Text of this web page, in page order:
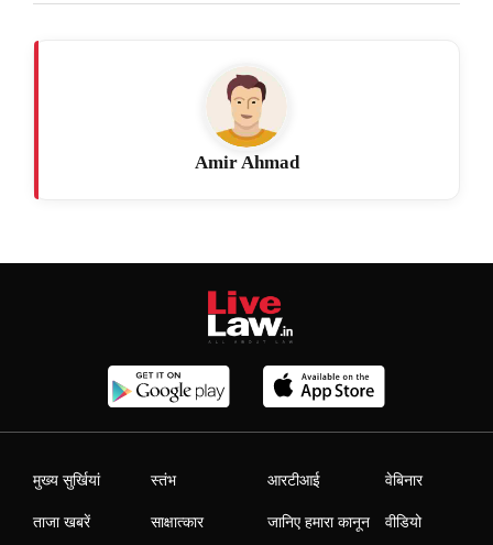
Amir Ahmad
मुख्य सुर्खियां
ताजा खबरें
स्तंभ
साक्षात्कार
आरटीआई
जानिए हमारा कानून
वेबिनार
वीडियो